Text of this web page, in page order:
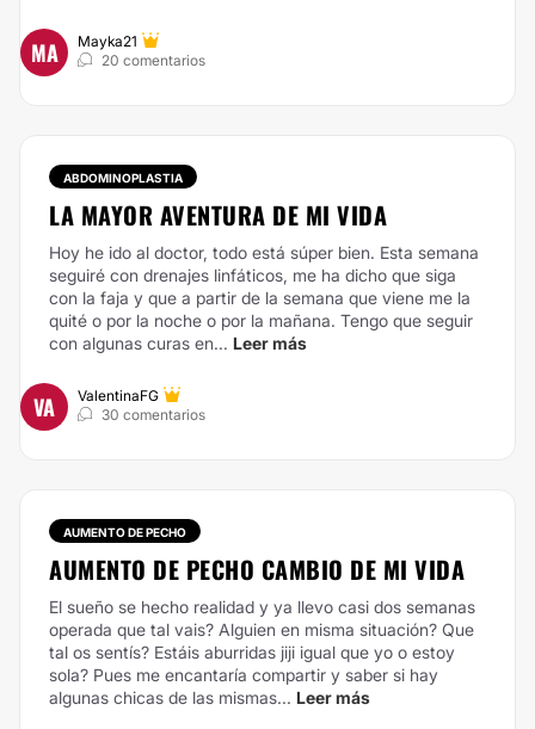
MA
Mayka21
20 comentarios
ABDOMINOPLASTIA
LA MAYOR AVENTURA DE MI VIDA
Hoy he ido al doctor, todo está súper bien. Esta semana
seguiré con drenajes linfáticos, me ha dicho que siga
con la faja y que a partir de la semana que viene me la
quité o por la noche o por la mañana. Tengo que seguir
con algunas curas en... Leer más
VA
ValentinaFG
30 comentarios
AUMENTO DE PECHO
AUMENTO DE PECHO CAMBIO DE MI VIDA
El sueño se hecho realidad y ya llevo casi dos semanas
operada que tal vais? Alguien en misma situación? Que
tal os sentís? Estáis aburridas jiji igual que yo o estoy
sola? Pues me encantaría compartir y saber si hay
algunas chicas de las mismas... Leer más